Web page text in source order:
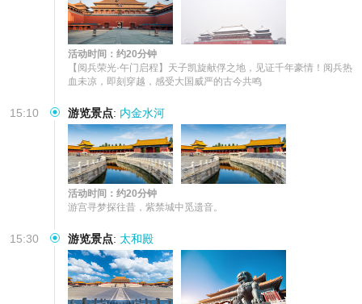
活动时间：约20分钟
【阅兵荣光·午门启程】天子凯旋献俘之地，见证千年豪情！阅兵热
血未凉，即刻穿越，感受大国威严的古今共鸣
15:10 游览景点: 内金水河
活动时间：约20分钟
游宫寻梦探往昔，紫禁城中觅遗音。
15:30 游览景点: 太和殿